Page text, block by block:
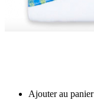
Ajouter au panier